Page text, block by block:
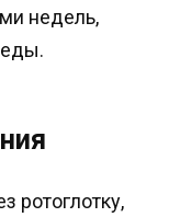
недель,
ротоглотку,